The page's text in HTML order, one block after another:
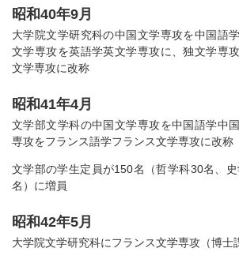
昭和40年9月
大学院文学研究科の中国文学専攻を中国語
文学専攻を英語学英文学専攻に、独文学専
文学専攻に改称
昭和41年4月
文学部文学科の中国文学専攻を中国語学中
専攻をフランス語学フランス文学専攻に改称
文学部の学生定員が150名（哲学科30名、
名）に増員
昭和42年5月
大学院文学研究科にフランス文学専攻（博士